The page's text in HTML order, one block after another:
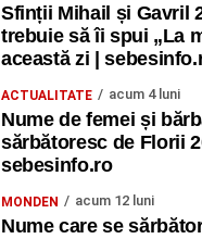
Sfinții Mihail și Gavril
trebuie să îi spui „La
această zi |
ACTUALITATE acum 4 luni
Nume de femei și
sărbătoresc de Florii
sebesinfo.ro
MONDEN acum 12 luni
Nume care se